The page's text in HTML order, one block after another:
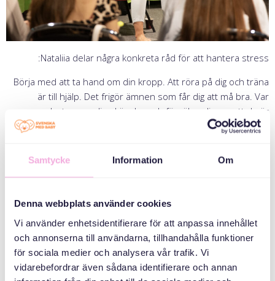
Samtycke Information Om
Denna webbplats använder cookies
Vi använder enhetsidentifierare för att anpassa innehållet
och annonserna till användarna, tillhandahålla funktioner
för sociala medier och analysera vår trafik. Vi
vidarebefordrar även sådana identifierare och annan
Nataliia delar några konkreta råd för att hantera stress:
Börja med att ta hand om din kropp. Att röra på dig och träna
är till hjälp. Det frigör ämnen som får dig att må bra. Var
medveten om dina känslor och försäkra dig om att de är
realistiska för den situation som du befinner dig i. Detta kan
En väl utarbetad plan kan också vara till stor hjälp. När du vet
vad du ska göra känns det mycket mer hanterbart. Nataliia
Ställ dig själv frågor som ”Vad känner jag?” och ”Vad ger mig
glädje och mening?”, “Vad kan jag påverka?”, för att hjälpa dig att
hitta fram till vad du mår bra av. Stanna upp och försök vara i
nuet och hitta stunder och situationer som gör dig glad.
Att följa sin egen väg är viktigt. Strävan efter lycka gör oss ofta